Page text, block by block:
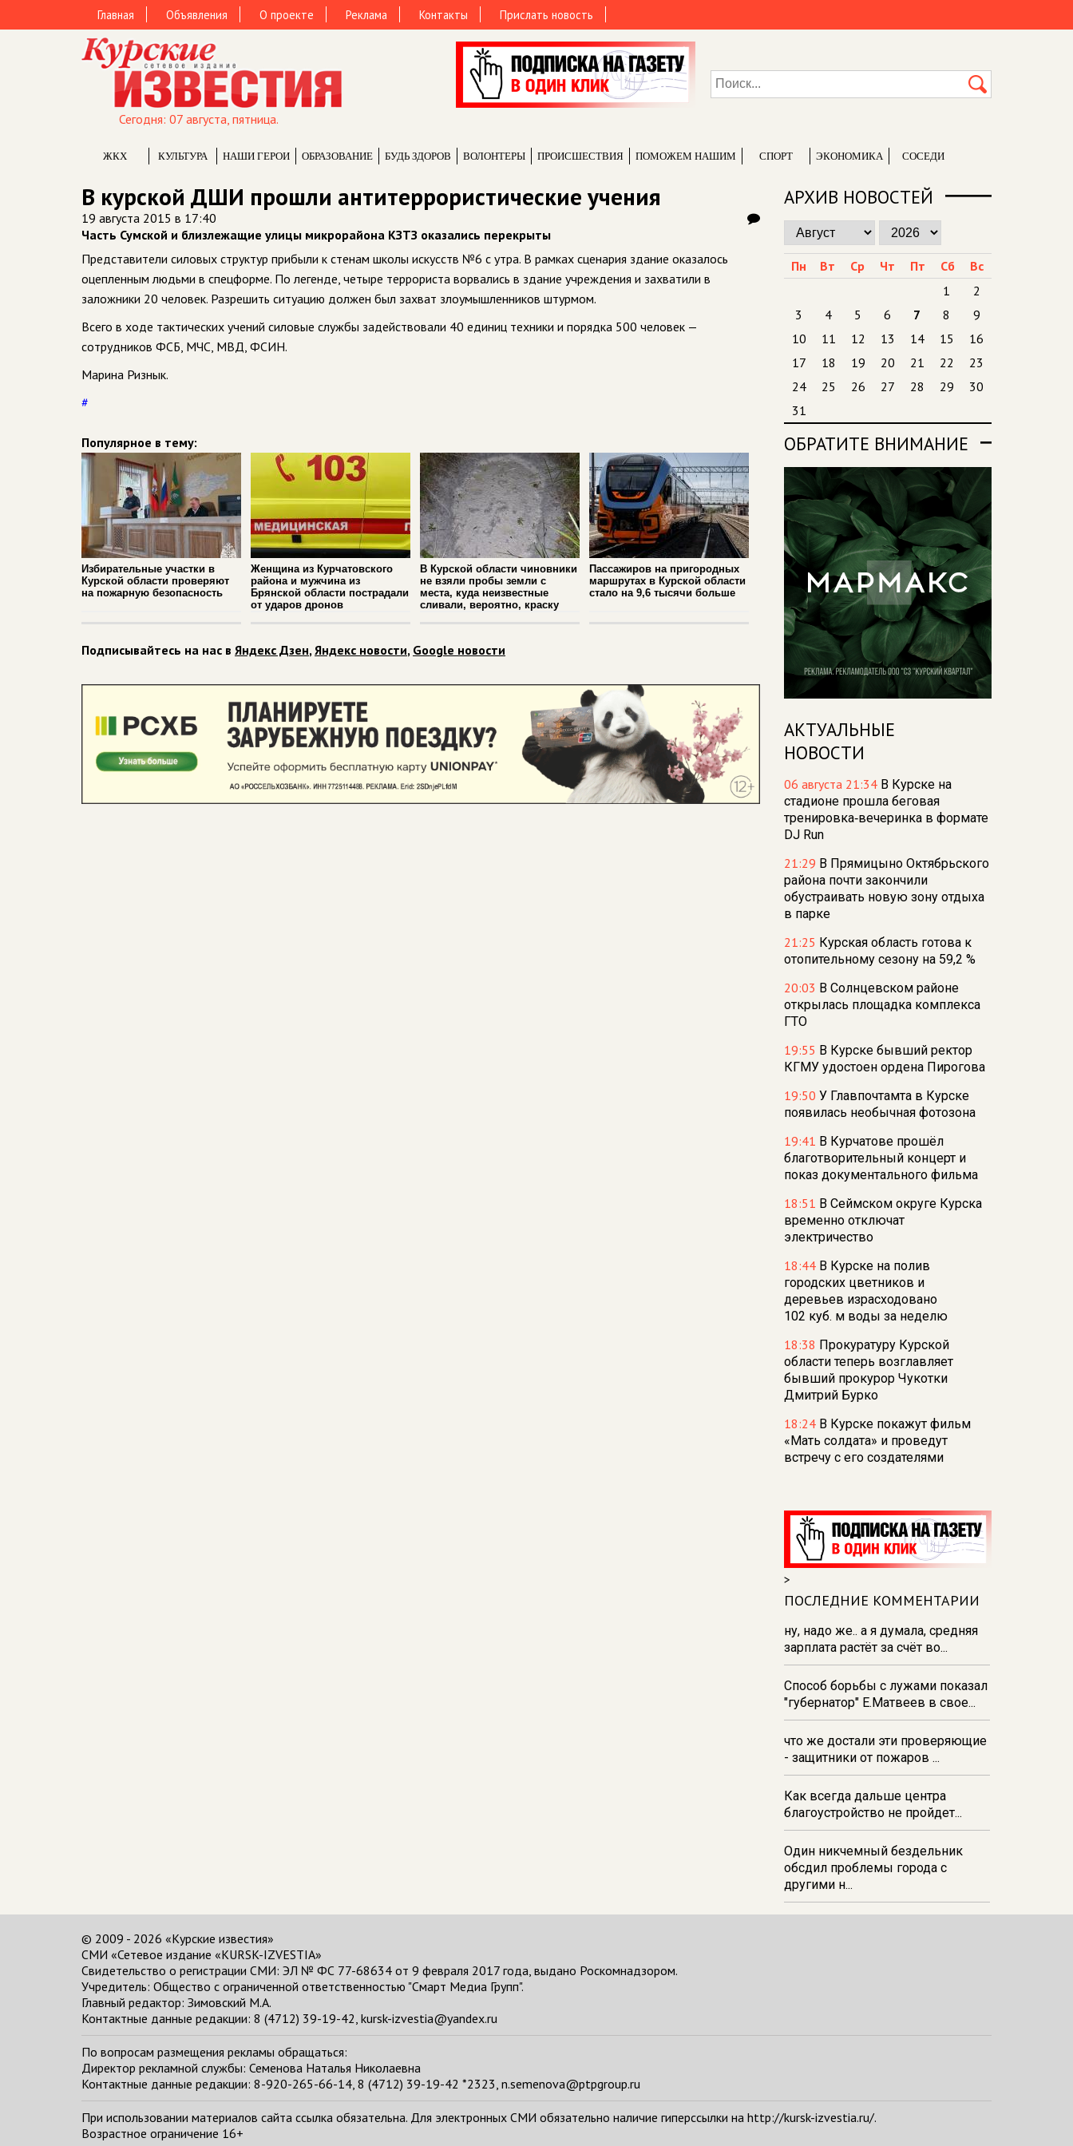
Главная Объявления О проекте Реклама Контакты Прислать новость
Сегодня: 07 августа, пятница.
ЖКХ КУЛЬТУРА НАШИ ГЕРОИ ОБРАЗОВАНИЕ БУДЬ ЗДОРОВ ВОЛОНТЕРЫ ПРОИCШЕСТВИЯ ПОМОЖЕМ НАШИМ СПОРТ ЭКОНОМИКА СОСЕДИ
В курской ДШИ прошли антитеррористические учения
19 августа 2015 в 17:40
Часть Сумской и близлежащие улицы микрорайона КЗТЗ оказались перекрыты
Представители силовых структур прибыли к стенам школы искусств №6 с утра. В рамках сценария здание оказалось
оцепленным людьми в спецформе. По легенде, четыре террориста ворвались в здание учреждения и захватили в
заложники 20 человек. Разрешить ситуацию должен был захват злоумышленников штурмом.
Всего в ходе тактических учений силовые службы задействовали 40 единиц техники и порядка 500 человек —
сотрудников ФСБ, МЧС, МВД, ФСИН.
Марина Ризнык.
#
Популярное в тему:
Избирательные участки в
Курской области проверяют
на пожарную безопасность
Женщина из Курчатовского
района и мужчина из
Брянской области пострадали
от ударов дронов
В Курской области чиновники
не взяли пробы земли с
места, куда неизвестные
сливали, вероятно, краску
Пассажиров на пригородных
маршрутах в Курской области
стало на 9,6 тысячи больше
Подписывайтесь на нас в Яндекс Дзен,Яндекс новости, Google новости
АРХИВ НОВОСТЕЙ
Пн Вт Ср Чт Пт Сб
Вс
1
2
3
4 5 6 7 8
9
10
11 12 13 14 15
16
17
18 19 20 21 22
23
24
25 26 27 28 29
30
31
ОБРАТИТЕ ВНИМАНИЕ
АКТУАЛЬНЫЕ
НОВОСТИ
06 августа 21:34 В Курске на
стадионе прошла беговая
тренировка‑вечеринка в формате
DJ Run
21:29 В Прямицыно Октябрьского
района почти закончили
обустраивать новую зону отдыха
в парке
21:25 Курская область готова к
отопительному сезону на 59,2 %
20:03 В Солнцевском районе
открылась площадка комплекса
ГТО
19:55 В Курске бывший ректор
КГМУ удостоен ордена Пирогова
19:50 У Главпочтамта в Курске
появилась необычная фотозона
19:41 В Курчатове прошёл
благотворительный концерт и
показ документального фильма
18:51 В Сеймском округе Курска
временно отключат
электричество
18:44 В Курске на полив
городских цветников и
деревьев израсходовано
102 куб. м воды за неделю
18:38 Прокуратуру Курской
области теперь возглавляет
бывший прокурор Чукотки
Дмитрий Бурко
18:24 В Курске покажут фильм
«Мать солдата» и проведут
встречу с его создателями
из‑за проблем с водоснабжением
17:23
В Курске установили две
камеры ПДД на превышение
скорости
16:55В Курске жителя
Тюменской области осудили за
незаконную перевозку
взрывчатки
16:47В Курске капремонт дорог
выполнен на 54%
>
ПОСЛЕДНИЕ КОММЕНТАРИИ
ну, надо же.. а я думала, средняя
зарплата растёт за счёт во...
Способ борьбы с лужами показал
"губернатор" Е.Матвеев в свое...
что же достали эти проверяющие
- защитники от пожаров ...
Как всегда дальше центра
благоустройство не пройдет...
Один никчемный бездельник
обсдил проблемы города с
другими н...
© 2009 - 2026 «Курские известия»
СМИ «Сетевое издание «KURSK-IZVESTIA»
Свидетельство о регистрации СМИ: ЭЛ № ФС 77-68634 от 9 февраля 2017 года, выдано Роскомнадзором.
Учредитель: Общество с ограниченной ответственностью "Смарт Медиа Групп".
Главный редактор: Зимовский М.А.
Контактные данные редакции: 8 (4712) 39-19-42, kursk-izvestia@yandex.ru
По вопросам размещения рекламы обращаться:
Директор рекламной службы: Семенова Наталья Николаевна
Контактные данные редакции: 8-920-265-66-14, 8 (4712) 39-19-42 *2323, n.semenova@ptpgroup.ru
При использовании материалов сайта ссылка обязательна. Для электронных СМИ обязательно наличие гиперссылки на http://kursk-izvestia.ru/.
Возрастное ограничение 16+